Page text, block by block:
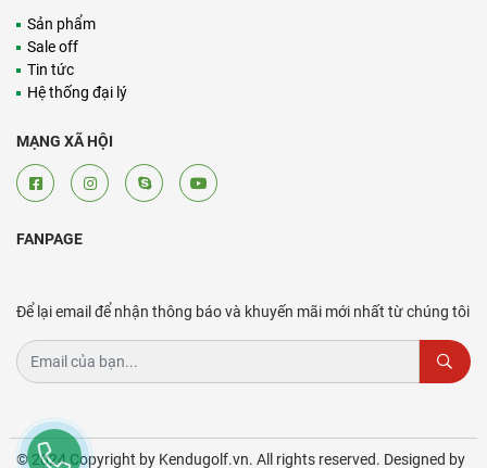
Sản phẩm
Sale off
Tin tức
Hệ thống đại lý
MẠNG XÃ HỘI
FANPAGE
Để lại email để nhận thông báo và khuyến mãi mới nhất từ chúng tôi
© 2024 Copyright by Kendugolf.vn. All rights reserved. Designed by